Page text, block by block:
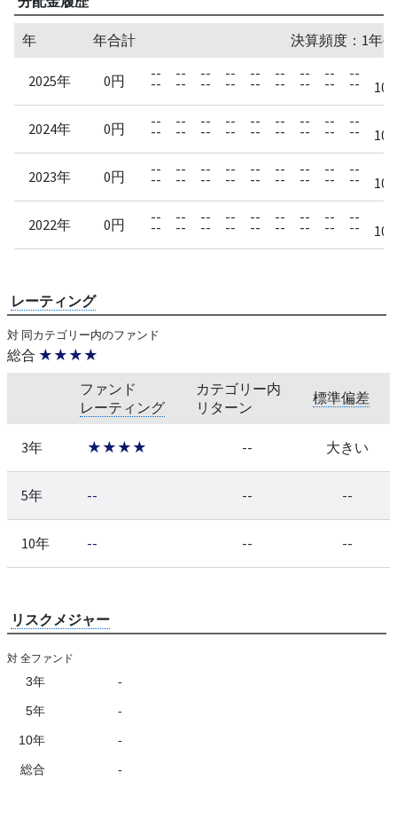
年 年合計 決算頻度：1年
2025年 0円 --
--
--
--
--
--
--
--
--
--
--
--
--
--
--
--
--
--
10/
2024年 0円 --
--
--
--
--
--
--
--
--
--
--
--
--
--
--
--
--
--
10/
2023年 0円 --
--
--
--
--
--
--
--
--
--
--
--
--
--
--
--
--
--
10/
2022年 0円 --
--
--
--
--
--
--
--
--
--
--
--
--
--
--
--
--
--
10/
レーティング
対 同カテゴリー内のファンド
総合 ★★★★
ファンド
レーティング
カテゴリー内
リターン
標準偏差
3年 ★★★★ -- 大きい
5年 -- -- --
10年 -- -- --
リスクメジャー
対 全ファンド
3年 -
5年 -
10年 -
総合 -